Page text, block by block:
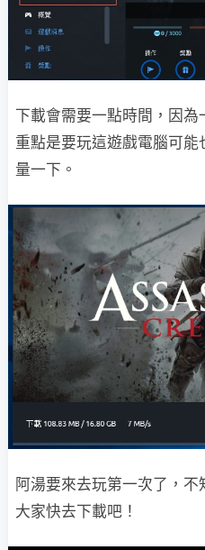
下載會需要一點時間，因為
重點是要玩這遊戲電腦可
量一下。
阿湯要來去玩第一次了，不
大家快去下載吧！